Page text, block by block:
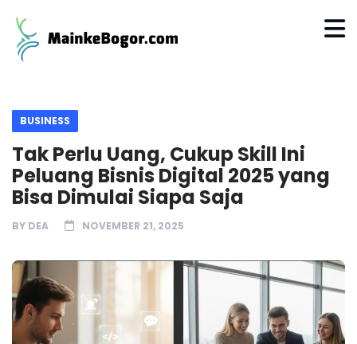
BUSINESS
Tak Perlu Uang, Cukup Skill Ini
Peluang Bisnis Digital 2025 yang
Bisa Dimulai Siapa Saja
BY DEA NOVEMBER 21, 2025